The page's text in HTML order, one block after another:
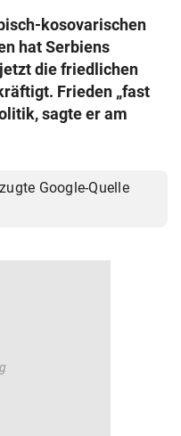
2026
kosovarischen
hat Serbiens
die friedlichen
Frieden „fast
sagte er am
Google-Quelle